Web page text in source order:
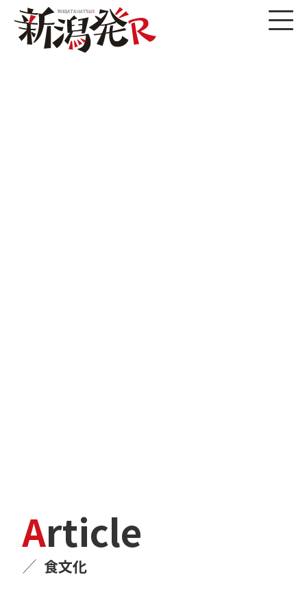
Article
食文化